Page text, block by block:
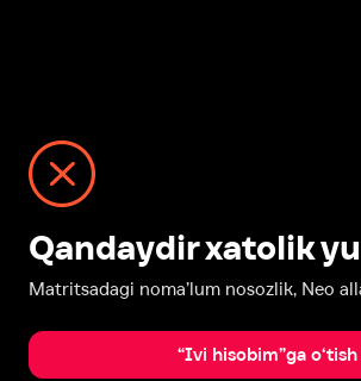
Qandaydir xatolik
Matritsadagi noma’lum nosozlik, Neo
“Ivi hisobim”ga o‘tish